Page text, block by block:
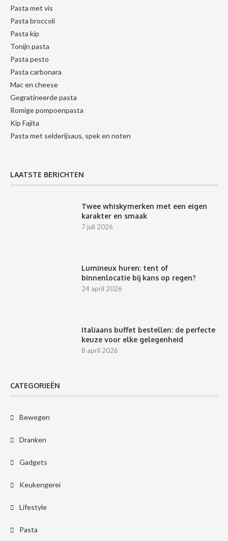
Pasta met vis
Pasta broccoli
Pasta kip
Tonijn pasta
Pasta pesto
Pasta carbonara
Mac en cheese
Gegratineerde pasta
Romige pompoenpasta
Kip Fajita
Pasta met selderijsaus, spek en noten
LAATSTE BERICHTEN
Twee whiskymerken met een eigen
karakter en smaak
7 juli 2026
Lumineux huren: tent of
binnenlocatie bij kans op regen?
24 april 2026
Italiaans buffet bestellen: de perfecte
keuze voor elke gelegenheid
8 april 2026
CATEGORIEËN
Bewegen
Dranken
Gadgets
Keukengerei
Lifestyle
Pasta